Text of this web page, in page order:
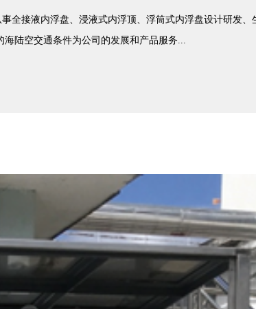
全接液内浮盘、浸液式内浮顶、浮筒式内浮盘设计研发
陆空交通条件为公司的发展和产品服务...